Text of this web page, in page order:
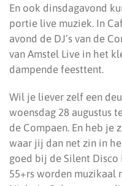
En ook dinsdagavond
portie live muziek. In
avond de DJ’s van de
van Amstel Live in het
dampende feesttent.
Wil je liever zelf een
woensdag 28 augustus
de Compaen. En heb je
waar jij dan net zin in
goed bij de Silent
55+rs worden muzikaal